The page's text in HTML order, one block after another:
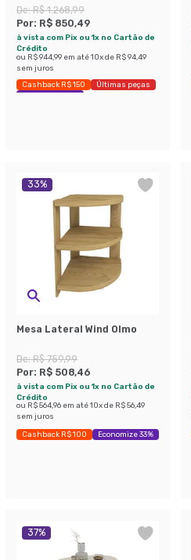
De:R$ 1.268,99
Por: R$ 850,49
à vista com Pix ou 1x no Cartão de
Crédito
ou R$ 944,99 em até10x de R$ 94,49
sem juros
Cashback R$ 150
Últimas peças
Economize 32%
33%
Mesa Lateral Wind Olmo
De:R$ 759,99
Por: R$ 508,46
à vista com Pix ou 1x no Cartão de
Crédito
ou R$ 564,96 em até10x de R$ 56,49
sem juros
Cashback R$ 100 Economize 33%
37%